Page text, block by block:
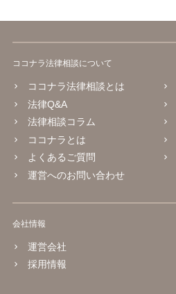
ココナラ法律相談について
ココナラ法律相談とは
法律Q&A
法律相談コラム
ココナラとは
よくあるご質問
運営へのお問い合わせ
会社情報
運営会社
採用情報